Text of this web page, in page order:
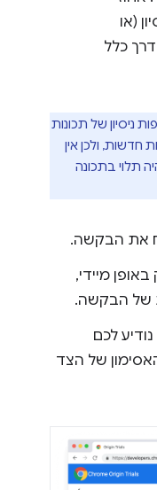
(או
כלל
ניסיון של תכונות
חדשות, ולכן אין
תלוי בתכונה
את הבקשה.
מיידי,
של הבקשה.
לכם
של הצד